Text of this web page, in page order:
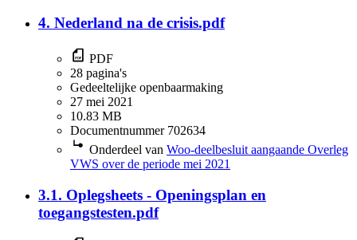
4. Nederland na de crisis.pdf
PDF
28 pagina's
Gedeeltelijke openbaarmaking
27 mei 2021
10.83 MB
Documentnummer 702634
Onderdeel van Woo-deelbesluit aangaande Overleg
VWS over de periode mei 2021
3.1. Oplegsheets - Openingsplan en
toegangstesten.pdf